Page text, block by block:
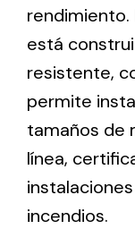
different uses
Variedad de
de necesidades.
rendimiento.
está
resistente,
permite
tamaños de
línea,
incendios.